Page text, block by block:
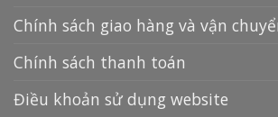
Chính sách giao hàng và vận
Chính sách thanh toán
Điều khoản sử dụng website